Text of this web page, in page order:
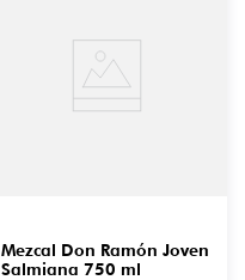
Mezcal Don Ramón Joven
Salmiana 750 ml